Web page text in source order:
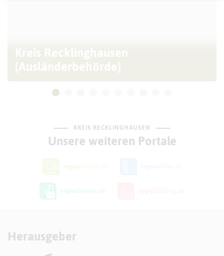
KREIS RECKLINGHAUSEN
Unsere weiteren Portale
Herausgeber